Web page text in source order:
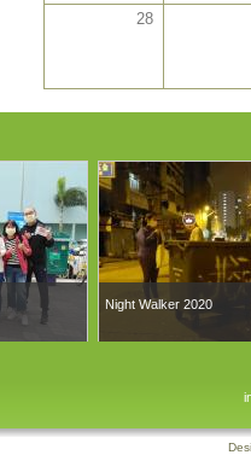
28
Night Walker 2020